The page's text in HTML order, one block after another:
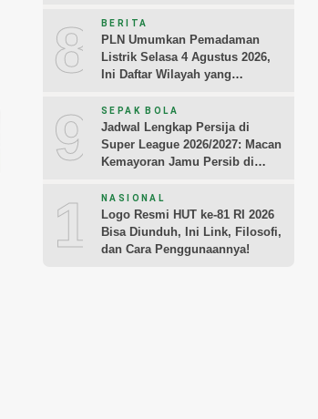
8 BERITA
PLN Umumkan Pemadaman
Listrik Selasa 4 Agustus 2026,
Ini Daftar Wilayah yang
9 SEPAK BOLA
Jadwal Lengkap Persija di
Super League 2026/2027: Macan
Kemayoran Jamu Persib di
10NASIONAL
Logo Resmi HUT ke-81 RI 2026
Bisa Diunduh, Ini Link, Filosofi,
dan Cara Penggunaannya!